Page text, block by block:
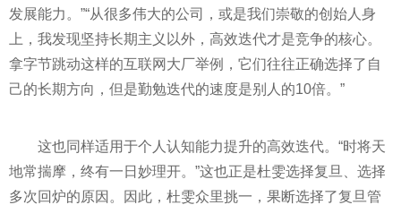
发展能力。”“从很多伟大的公司，或是我们崇敬的创始人身
上，我发现坚持长期主义以外，高效迭代才是竞争的核心。
拿字节跳动这样的互联网大厂举例，它们往往正确选择了自
己的长期方向，但是勤勉迭代的速度是别人的10倍。”
这也同样适用于个人认知能力提升的高效迭代。“时将天
地常揣摩，终有一日妙理开。”这也正是杜雯选择复旦、选择
多次回炉的原因。因此，杜雯众里挑一，果断选择了复旦管